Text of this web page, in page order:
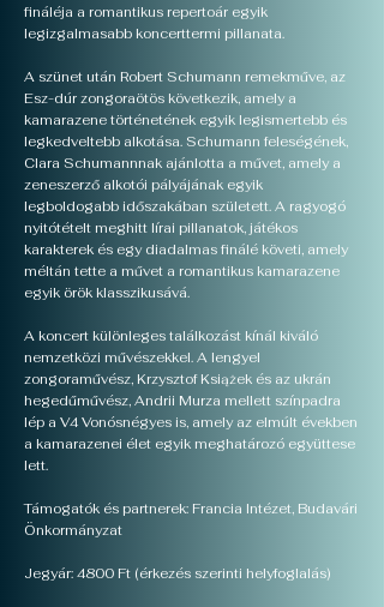
fináléja a romantikus repertoár egyik
legizgalmasabb koncerttermi pillanata.
A szünet után Robert Schumann remekműve, az
Esz-dúr zongoraötös következik, amely a
kamarazene történetének egyik legismertebb és
legkedveltebb alkotása. Schumann feleségének,
Clara Schumannnak ajánlotta a művet, amely a
zeneszerző alkotói pályájának egyik
legboldogabb időszakában született. A ragyogó
nyitótételt meghitt lírai pillanatok, játékos
karakterek és egy diadalmas finálé követi, amely
méltán tette a művet a romantikus kamarazene
egyik örök klasszikusává.
A koncert különleges találkozást kínál kiváló
nemzetközi művészekkel. A lengyel
zongoraművész, Krzysztof Książek és az ukrán
hegedűművész, Andrii Murza mellett színpadra
lép a V4 Vonósnégyes is, amely az elmúlt években
a kamarazenei élet egyik meghatározó együttese
lett.
Támogatók és partnerek: Francia Intézet, Budavári
Önkormányzat
Jegyár: 4800 Ft (érkezés szerinti helyfoglalás)